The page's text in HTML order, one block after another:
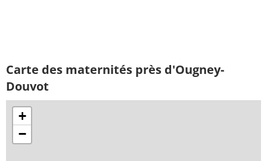
Carte des maternités près d'Ougney-
Douvot
+
−